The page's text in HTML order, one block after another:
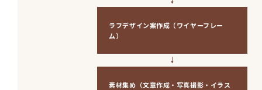
ラフデザイン案作成（ワイヤーフレー
ム）
素材集め（文章作成・写真撮影・イラス